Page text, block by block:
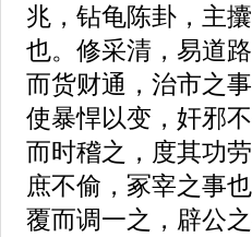
兆，钻龟陈卦，主
也。修采清，易道
而货财通，治市之
使暴悍以变，奸邪
而时稽之，度其功
庶不偷，冢宰之事
覆而调一之，辟公